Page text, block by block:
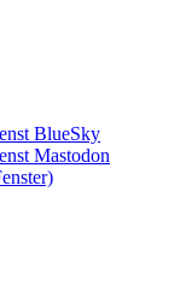
BlueSky
Mastodon